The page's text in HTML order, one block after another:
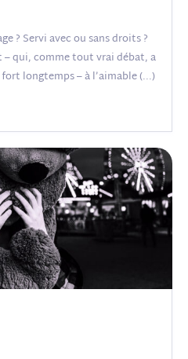
? Servi avec ou sans droits ?
qui, comme tout vrai débat, a
longtemps – à l’aimable(...)